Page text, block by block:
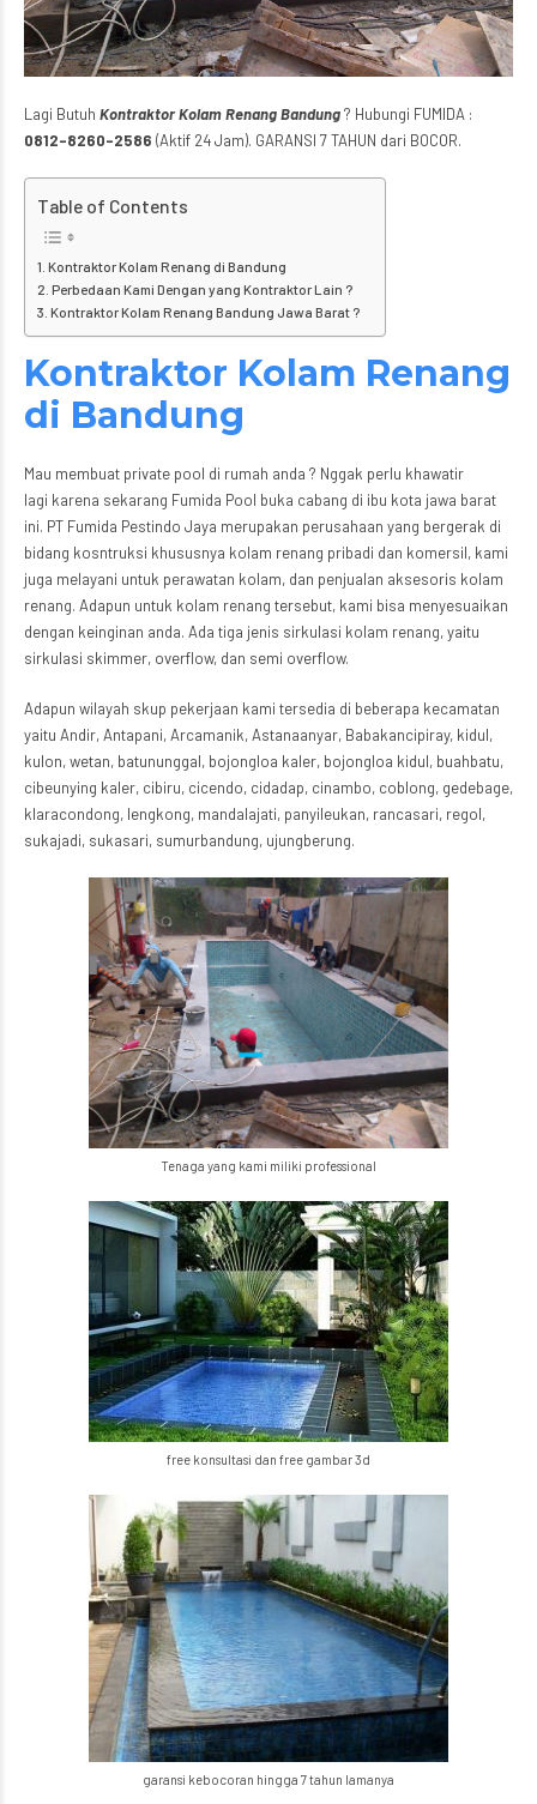
Lagi Butuh Kontraktor Kolam Renang Bandung? Hubungi FUMIDA :
0812-8260-2586 (Aktif 24 Jam). GARANSI 7 TAHUN dari BOCOR.
Table of Contents
Kontraktor Kolam Renang di Bandung
Perbedaan Kami Dengan yang Kontraktor Lain ?
Kontraktor Kolam Renang Bandung Jawa Barat ?
Kontraktor Kolam Renang
di Bandung
Mau membuat private pool di rumah anda ? Nggak perlu khawatir
lagi karena sekarang Fumida Pool buka cabang di ibu kota jawa barat
ini. PT Fumida Pestindo Jaya merupakan perusahaan yang bergerak di
bidang kosntruksi khususnya kolam renang pribadi dan komersil, kami
juga melayani untuk perawatan kolam, dan penjualan aksesoris kolam
renang. Adapun untuk kolam renang tersebut, kami bisa menyesuaikan
dengan keinginan anda. Ada tiga jenis sirkulasi kolam renang, yaitu
sirkulasi skimmer, overflow, dan semi overflow.
Adapun wilayah skup pekerjaan kami tersedia di beberapa kecamatan
yaitu Andir, Antapani, Arcamanik, Astanaanyar, Babakancipiray, kidul,
kulon, wetan, batununggal, bojongloa kaler, bojongloa kidul, buahbatu,
cibeunying kaler, cibiru, cicendo, cidadap, cinambo, coblong, gedebage,
klaracondong, lengkong, mandalajati, panyileukan, rancasari, regol,
sukajadi, sukasari, sumurbandung, ujungberung.
Tenaga yang kami miliki professional
free konsultasi dan free gambar 3d
garansi kebocoran hingga 7 tahun lamanya